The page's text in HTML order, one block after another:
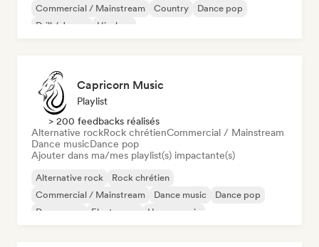
Commercial / Mainstream
Country
Dance pop
Drill / Jersey
Hip-hop
Capricorn Music
Playlist
> 200 feedbacks réalisés
Alternative rockRock chrétienCommercial / Mainstream
Dance musicDance pop
Ajouter dans ma/mes playlist(s) impactante(s)
Alternative rock
Rock chrétien
Commercial / Mainstream
Dance music
Dance pop
Dream pop
Electropop House music